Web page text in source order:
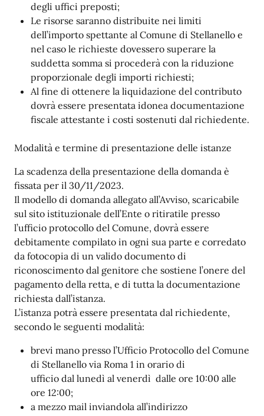
degli uffici preposti;
Le risorse saranno distribuite nei limiti
dell’importo spettante al Comune di Stellanello e
nel caso le richieste dovessero superare la
suddetta somma si procederà con la riduzione
proporzionale degli importi richiesti;
Al fine di ottenere la liquidazione del contributo
dovrà essere presentata idonea documentazione
fiscale attestante i costi sostenuti dal richiedente.
Modalità e termine di presentazione delle istanze
La scadenza della presentazione della domanda è
fissata per il 30/11/2023.
Il modello di domanda allegato all’Avviso, scaricabile
sul sito istituzionale dell’Ente o ritiratile presso
l’ufficio protocollo del Comune, dovrà essere
debitamente compilato in ogni sua parte e corredato
da fotocopia di un valido documento di
riconoscimento dal genitore che sostiene l’onere del
pagamento della retta, e di tutta la documentazione
richiesta dall’istanza.
L’istanza potrà essere presentata dal richiedente,
secondo le seguenti modalità:
brevi mano presso l’Ufficio Protocollo del Comune
di Stellanello via Roma 1 in orario di
ufficio dal lunedì al venerdì dalle ore 10:00 alle
ore 12:00;
a mezzo mail inviandola all’indirizzo